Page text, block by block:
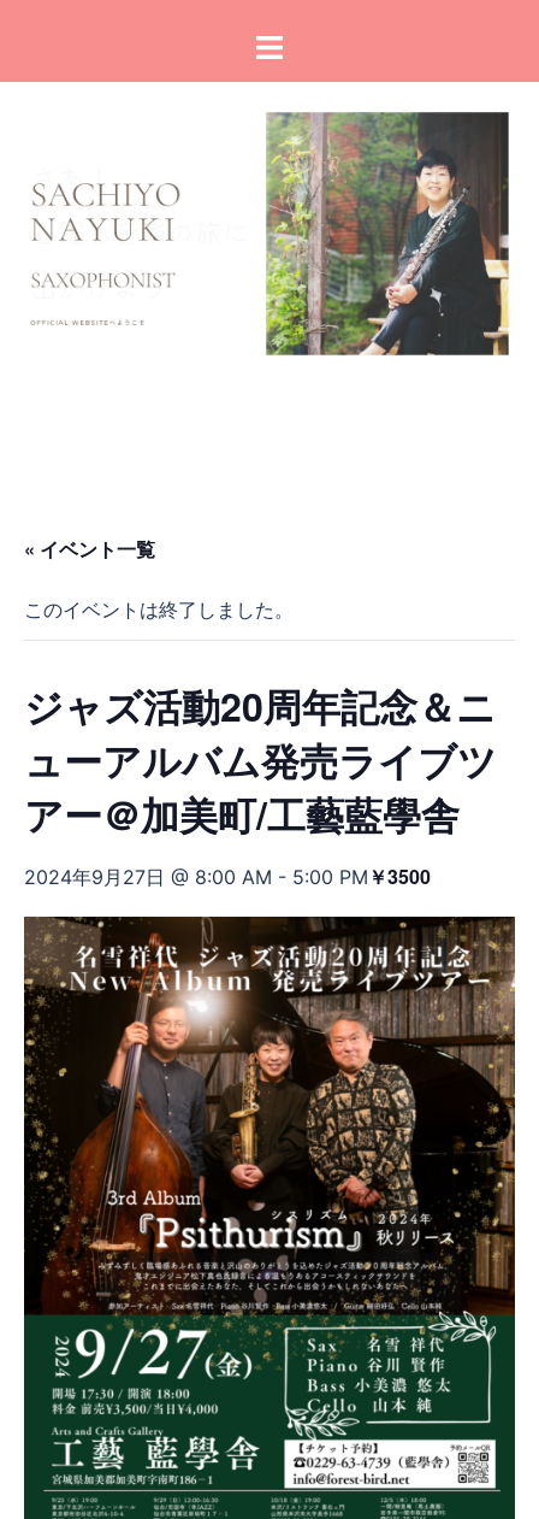
テ
ト
メ
ニ
ュ
ー
« イベント一覧
このイベントは終了しました。
ジャズ活動20周年記念＆ニ
ューアルバム発売ライブツ
アー＠加美町/工藝藍學舎
2024年9月27日 @ 8:00 AM - 5:00 PM ￥3500